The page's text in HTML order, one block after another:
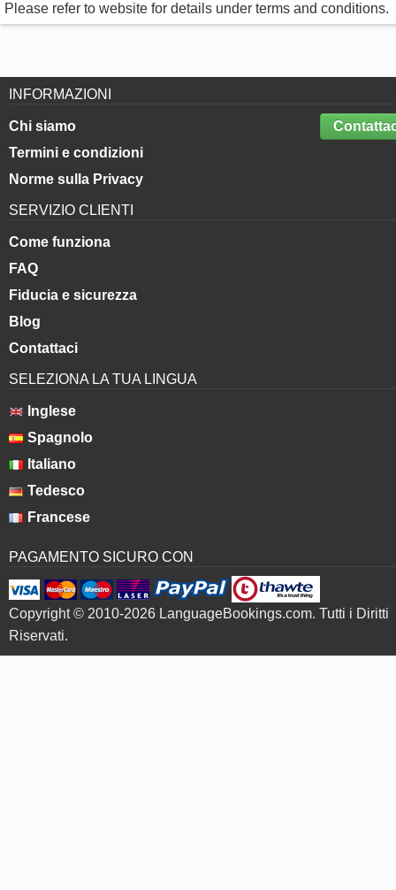
Please refer to website for details under terms and conditions.
INFORMAZIONI
Chi siamo
Termini e condizioni
Norme sulla Privacy
SERVIZIO CLIENTI
Come funziona
FAQ
Fiducia e sicurezza
Blog
Contattaci
SELEZIONA LA TUA LINGUA
Inglese
Spagnolo
Italiano
Tedesco
Francese
PAGAMENTO SICURO CON
Copyright © 2010-2026 LanguageBookings.com. Tutti i Diritti
Riservati.